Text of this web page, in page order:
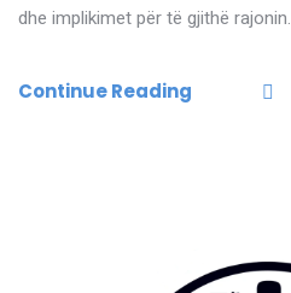
dhe implikimet për të gjithë rajonin.
Continue Reading